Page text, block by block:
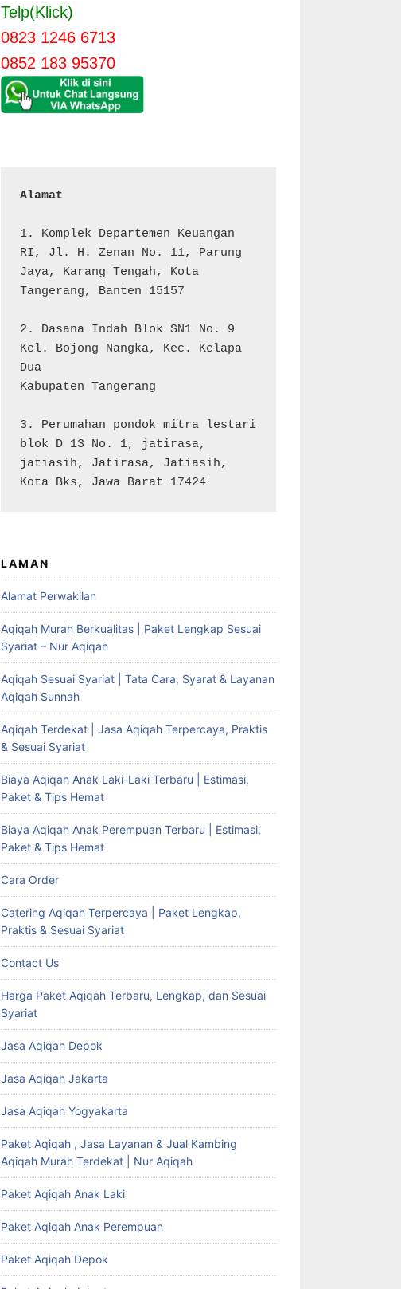
Telp(Klick)
0823 1246 6713
0852 183 95370
Alamat
1. Komplek Departemen Keuangan
RI, Jl. H. Zenan No. 11, Parung
Jaya, Karang Tengah, Kota
Tangerang, Banten 15157
2. Dasana Indah Blok SN1 No. 9
Kel. Bojong Nangka, Kec. Kelapa
Dua
Kabupaten Tangerang
3. Perumahan pondok mitra lestari
blok D 13 No. 1, jatirasa,
jatiasih, Jatirasa, Jatiasih,
Kota Bks, Jawa Barat 17424
LAMAN
Alamat Perwakilan
Aqiqah Murah Berkualitas | Paket Lengkap Sesuai
Syariat – Nur Aqiqah
Aqiqah Sesuai Syariat | Tata Cara, Syarat & Layanan
Aqiqah Sunnah
Aqiqah Terdekat | Jasa Aqiqah Terpercaya, Praktis
& Sesuai Syariat
Biaya Aqiqah Anak Laki-Laki Terbaru | Estimasi,
Paket & Tips Hemat
Biaya Aqiqah Anak Perempuan Terbaru | Estimasi,
Paket & Tips Hemat
Cara Order
Catering Aqiqah Terpercaya | Paket Lengkap,
Praktis & Sesuai Syariat
Contact Us
Harga Paket Aqiqah Terbaru, Lengkap, dan Sesuai
Syariat
Jasa Aqiqah Depok
Jasa Aqiqah Jakarta
Jasa Aqiqah Yogyakarta
Paket Aqiqah , Jasa Layanan & Jual Kambing
Aqiqah Murah Terdekat | Nur Aqiqah
Paket Aqiqah Anak Laki
Paket Aqiqah Anak Perempuan
Paket Aqiqah Depok